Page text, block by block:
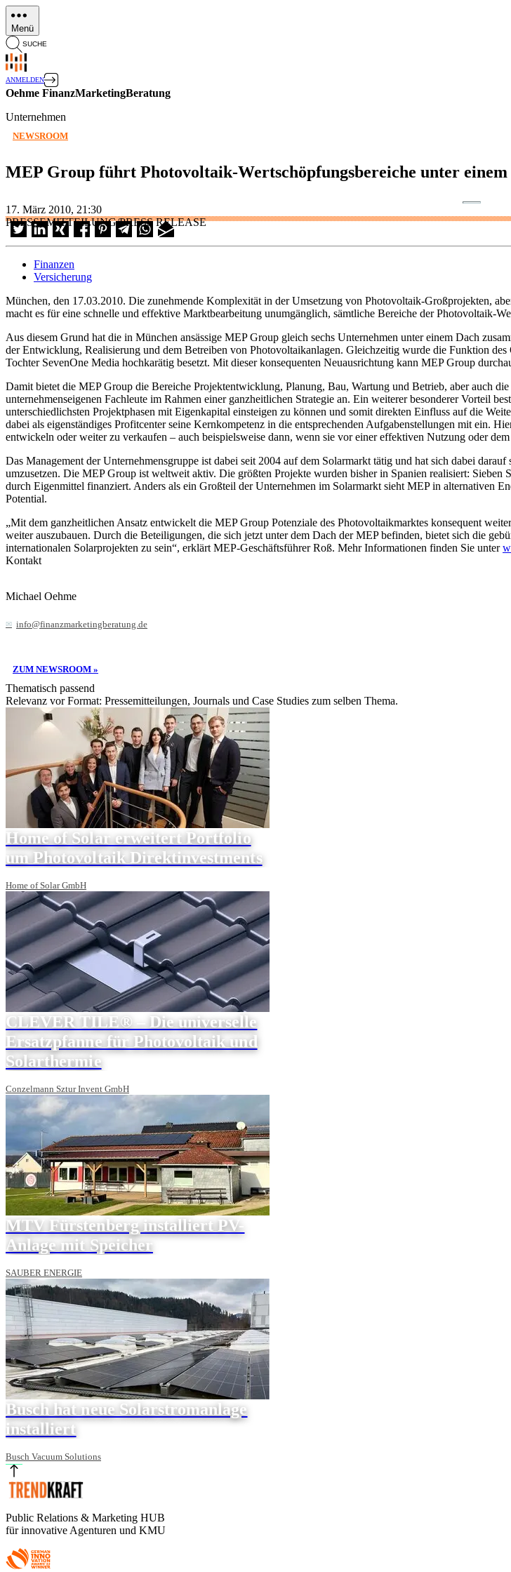
Direkt
zum
Inhalt
Menü
SUCHE
ANMELDEN
Oehme FinanzMarketingBeratung
Unternehmen
NEWSROOM
MEP Group führt Photovoltaik-Wertschöpfungsbereiche unter einem
17. März 2010, 21:30
PRESSEMITTEILUNG/PRESS RELEASE
Finanzen
Versicherung
München, den 17.03.2010. Die zunehmende Komplexität in der Umsetzung von Photovoltaik-Großprojekten,
macht es für eine schnelle und effektive Marktbearbeitung unumgänglich, sämtliche Bereiche der Photovoltaik-
Aus diesem Grund hat die in München ansässige MEP Group gleich sechs Unternehmen unter einem Dach
der Entwicklung, Realisierung und dem Betreiben von Photovoltaikanlagen. Gleichzeitig wurde die Funktion
Tochter SevenOne Media hochkarätig besetzt. Mit dieser konsequenten Neuausrichtung kann MEP Group
Damit bietet die MEP Group die Bereiche Projektentwicklung, Planung, Bau, Wartung und Betrieb, aber auch
unternehmenseigenen Fachleute im Rahmen einer ganzheitlichen Strategie an. Ein weiterer besonderer Vorteil
unterschiedlichsten Projektphasen mit Eigenkapital einsteigen zu können und somit direkten Einfluss auf die
dabei als eigenständiges Profitcenter seine Kernkompetenz in die entsprechenden Aufgabenstellungen mit ein.
entwickeln oder weiter zu verkaufen – auch beispielsweise dann, wenn sie vor einer effektiven Nutzung oder
Das Management der Unternehmensgruppe ist dabei seit 2004 auf dem Solarmarkt tätig und hat sich dabei
umzusetzen. Die MEP Group ist weltweit aktiv. Die größten Projekte wurden bisher in Spanien realisiert:
durch Eigenmittel finanziert. Anders als ein Großteil der Unternehmen im Solarmarkt sieht MEP in alternativen
Potential.
„Mit dem ganzheitlichen Ansatz entwickelt die MEP Group Potenziale des Photovoltaikmarktes konsequent
weiter auszubauen. Durch die Beteiligungen, die sich jetzt unter dem Dach der MEP befinden, bietet sich die
internationalen Solarprojekten zu sein“, erklärt MEP-Geschäftsführer Roß. Mehr Informationen finden Sie unter
Kontakt
Michael Oehme
info@finanzmarketingberatung.de
ZUM NEWSROOM »
Thematisch passend
Relevanz vor Format: Pressemitteilungen, Journals und Case Studies zum selben Thema.
Home of Solar erweitert Portfolio
um Photovoltaik Direktinvestments
Home of Solar GmbH
CLEVER TILE® – Die universelle
Ersatzpfanne für Photovoltaik und
Solarthermie
Conzelmann Sztur Invent GmbH
MTV Fürstenberg installiert PV-
Anlage mit Speicher
SAUBER ENERGIE
Busch hat neue Solarstromanlage
installiert
Busch Vacuum Solutions
Public Relations & Marketing HUB
für innovative Agenturen und KMU